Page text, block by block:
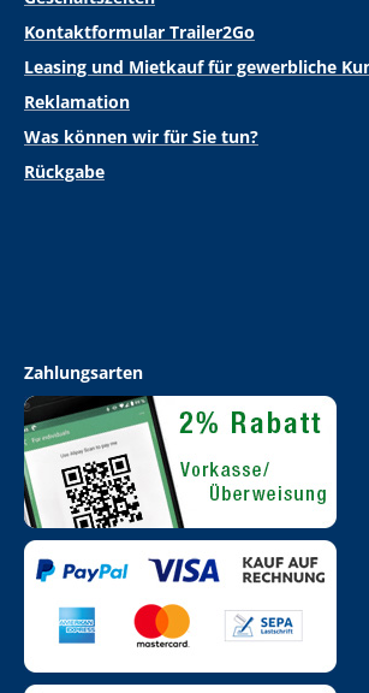
Kontaktformular Trailer2Go
Leasing und Mietkauf für gewerbliche
Reklamation
Was können wir für Sie tun?
Rückgabe
Zahlungsarten